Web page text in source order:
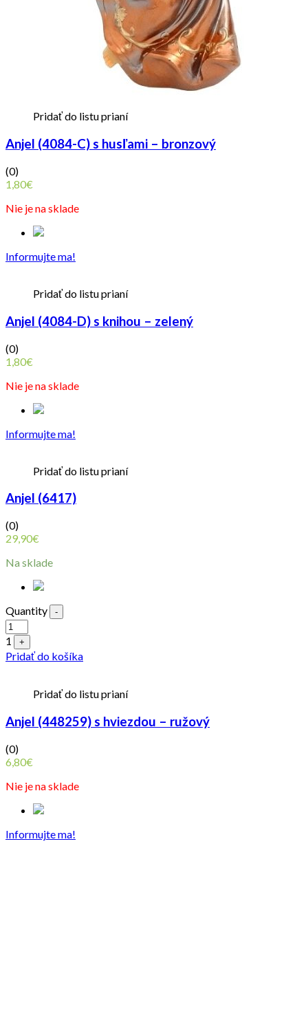
Pridať do listu prianí
Anjel (4084-C) s husľami – bronzový
(0)
1,80€
Nie je na sklade
Informujte ma!
Pridať do listu prianí
Anjel (4084-D) s knihou – zelený
(0)
1,80€
Nie je na sklade
Informujte ma!
Pridať do listu prianí
Anjel (6417)
(0)
29,90€
Na sklade
Quantity -
1 +
Pridať do košíka
Pridať do listu prianí
Anjel (448259) s hviezdou – ružový
(0)
6,80€
Nie je na sklade
Informujte ma!